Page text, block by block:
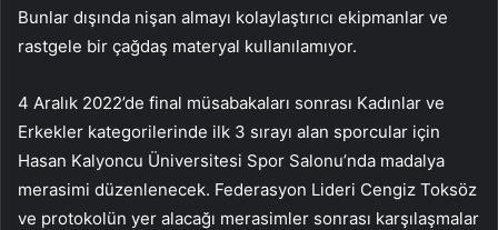
Bunlar dışında nişan almayı kolaylaştırıcı ekipmanlar ve
rastgele bir çağdaş materyal kullanılamıyor.
4 Aralık 2022’de final müsabakaları sonrası Kadınlar ve
Erkekler kategorilerinde ilk 3 sırayı alan sporcular için
Hasan Kalyoncu Üniversitesi Spor Salonu’nda madalya
merasimi düzenlenecek. Federasyon Lideri Cengiz Toksöz
ve protokolün yer alacağı merasimler sonrası karşılaşmalar